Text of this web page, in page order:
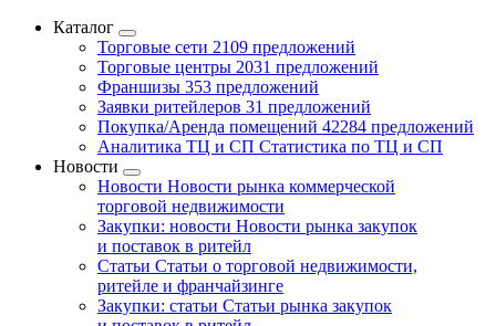
Каталог
Торговые сети 2109 предложений
Торговые центры 2031 предложений
Франшизы 353 предложений
Заявки ритейлеров 31 предложений
Покупка/Аренда помещений 42284 предложений
Аналитика ТЦ и СП Статистика по ТЦ и СП
Новости
Новости Новости рынка коммерческой
торговой недвижимости
Закупки: новости Новости рынка закупок
и поставок в ритейл
Статьи Статьи о торговой недвижимости,
ритейле и франчайзинге
Закупки: статьи Статьи рынка закупок